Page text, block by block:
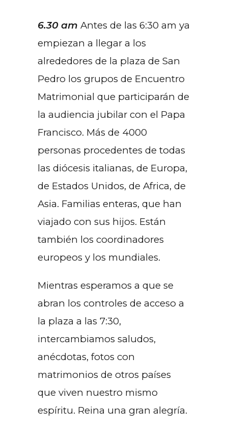
6.30 am Antes de las 6:30 am ya
empiezan a llegar a los
alrededores de la plaza de San
Pedro los grupos de Encuentro
Matrimonial que participarán de
la audiencia jubilar con el Papa
Francisco. Más de 4000
personas procedentes de todas
las diócesis italianas, de Europa,
de Estados Unidos, de Africa, de
Asia. Familias enteras, que han
viajado con sus hijos. Están
también los coordinadores
europeos y los mundiales.
Mientras esperamos a que se
abran los controles de acceso a
la plaza a las 7:30,
intercambiamos saludos,
anécdotas, fotos con
matrimonios de otros países
que viven nuestro mismo
espíritu. Reina una gran alegría.